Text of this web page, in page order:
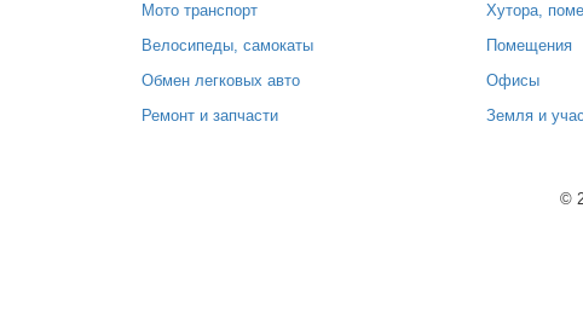
Мото транспорт
Велосипеды, самокаты
Обмен легковых авто
Ремонт и запчасти
Хутора,
Помещения
Офисы
Земля и
©